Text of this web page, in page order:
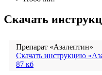
Скачать
Препарат «Азалептин»
Скачать инструкцию
87 кб